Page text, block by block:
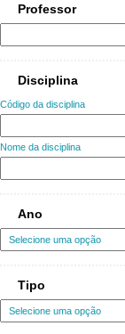
Professor
Disciplina
Código da disciplina
Nome da disciplina
Ano
Tipo